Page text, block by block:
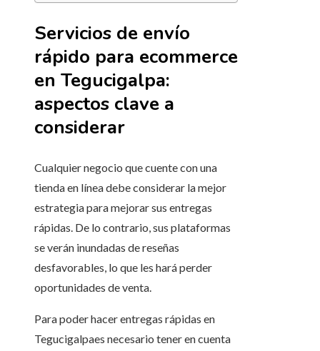
Servicios de envío
rápido para ecommerce
en Tegucigalpa:
aspectos clave a
considerar
Cualquier negocio que cuente con una
tienda en línea debe considerar la mejor
estrategia para mejorar sus entregas
rápidas. De lo contrario, sus plataformas
se verán inundadas de reseñas
desfavorables, lo que les hará perder
oportunidades de venta.
Para poder hacer entregas rápidas en
Tegucigalpaes necesario tener en cuenta